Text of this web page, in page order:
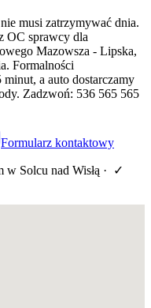
musi zatrzymywać dnia.
OC sprawcy dla
Mazowsza - Lipska,
Formalności
a auto dostarczamy
Zadzwoń: 536 565 565
Formularz kontaktowy
w Solcu nad Wisłą · ✓